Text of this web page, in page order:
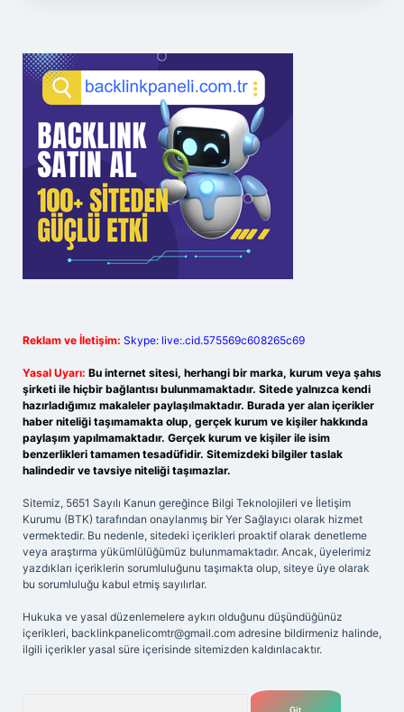
Reklam ve İletişim: Skype: live:.cid.575569c608265c69
Yasal Uyarı: Bu internet sitesi, herhangi bir marka, kurum veya şahıs
şirketi ile hiçbir bağlantısı bulunmamaktadır. Sitede yalnızca kendi
hazırladığımız makaleler paylaşılmaktadır. Burada yer alan içerikler
haber niteliği taşımamakta olup, gerçek kurum ve kişiler hakkında
paylaşım yapılmamaktadır. Gerçek kurum ve kişiler ile isim
benzerlikleri tamamen tesadüfidir. Sitemizdeki bilgiler taslak
halindedir ve tavsiye niteliği taşımazlar.
Sitemiz, 5651 Sayılı Kanun gereğince Bilgi Teknolojileri ve İletişim
Kurumu (BTK) tarafından onaylanmış bir Yer Sağlayıcı olarak hizmet
vermektedir. Bu nedenle, sitedeki içerikleri proaktif olarak denetleme
veya araştırma yükümlülüğümüz bulunmamaktadır. Ancak, üyelerimiz
yazdıkları içeriklerin sorumluluğunu taşımakta olup, siteye üye olarak
bu sorumluluğu kabul etmiş sayılırlar.
Hukuka ve yasal düzenlemelere aykırı olduğunu düşündüğünüz
içerikleri, backlinkpanelicomtr@gmail.com adresine bildirmeniz halinde,
ilgili içerikler yasal süre içerisinde sitemizden kaldırılacaktır.